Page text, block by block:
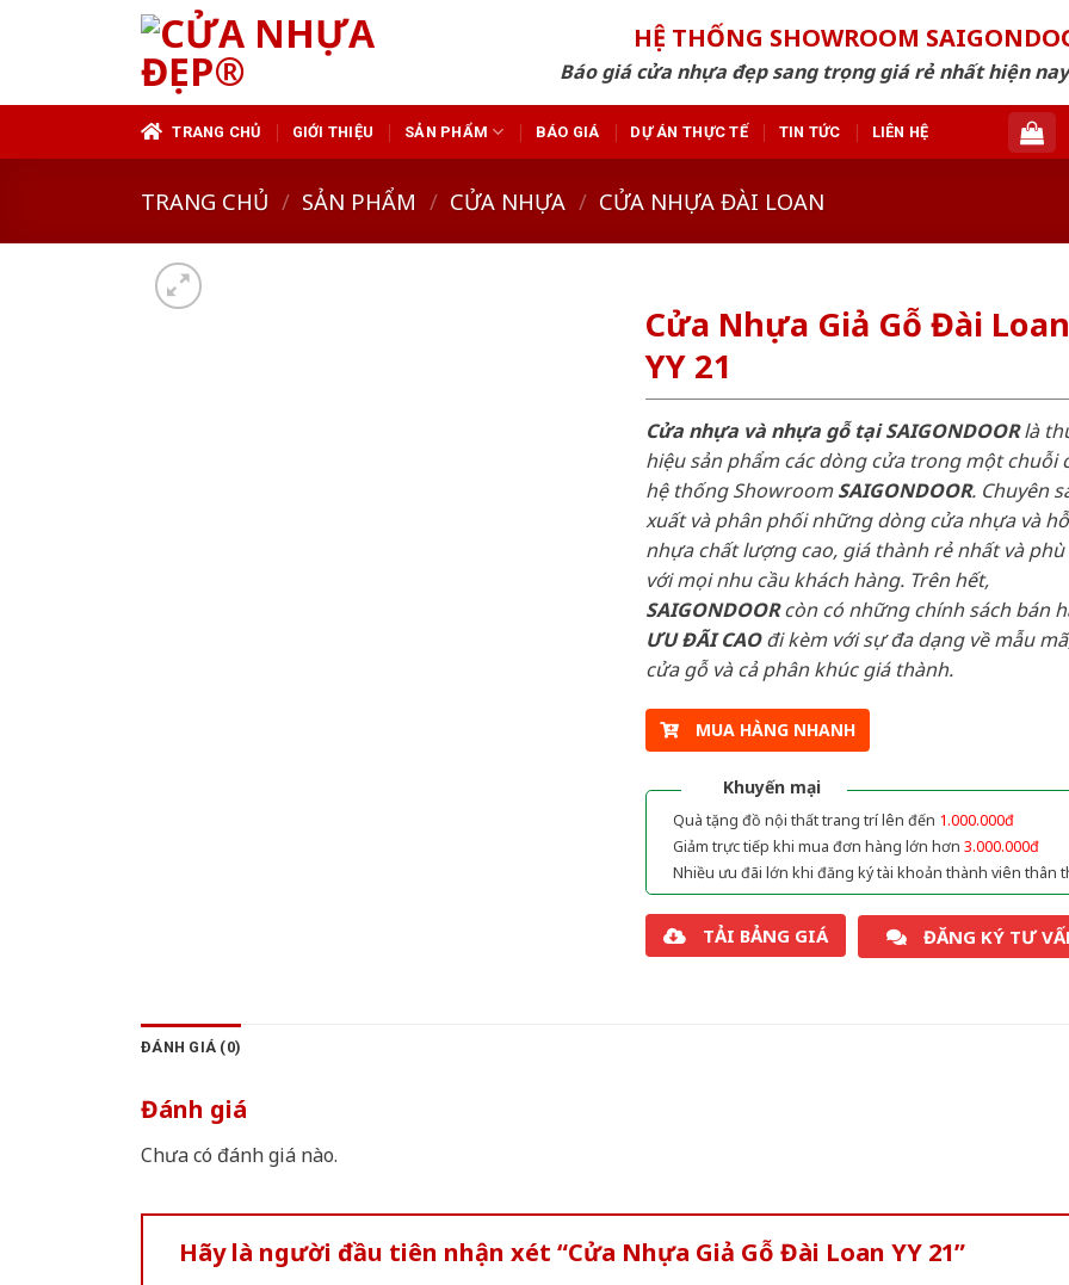
HỆ THỐNG SHOWROOM
Báo giá cửa nhựa đẹp sang trọng giá rẻ nhất hiện nay
TRANG CHỦ GIỚI THIỆU SẢN PHẨM BÁO GIÁ DỰ ÁN THỰC TẾ TIN TỨC LIÊN HỆ
TRANG CHỦ / SẢN PHẨM / CỬA NHỰA / CỬA NHỰA ĐÀI LOAN
Cửa Nhựa Giả Gỗ Đài Loan
YY 21
Cửa nhựa và nhựa gỗ tại SAIGONDOORlà
hiệu sản phẩm các dòng cửa trong một chuỗi
hệ thống ShowroomSAIGONDOOR. Chuyên
xuất và phân phối những dòng cửa nhựa và
nhựa chất lượng cao, giá thành rẻ nhất và
với mọi nhu cầu khách hàng. Trên hết,
SAIGONDOORcòn có những chính sách bán
ƯU ĐÃI CAOđi kèm với sự đa dạng về mẫu
cửa gỗ và cả phân khúc giá thành.
MUA HÀNG NHANH
Khuyến mại
Quà tặng đồ nội thất trang trí lên đến 1.000.000đ
Giảm trực tiếp khi mua đơn hàng lớn hơn 3.000.000đ
Nhiều ưu đãi lớn khi đăng ký tài khoản thành viên thân
TẢI BẢNG GIÁ ĐĂNG KÝ TƯ
ĐÁNH GIÁ (0)
Đánh giá
Chưa có đánh giá nào.
Hãy là người đầu tiên nhận xét “Cửa Nhựa Giả Gỗ Đài Loan YY 21”